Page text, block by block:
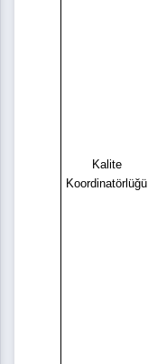
Kalite
Koordinatörlüğü